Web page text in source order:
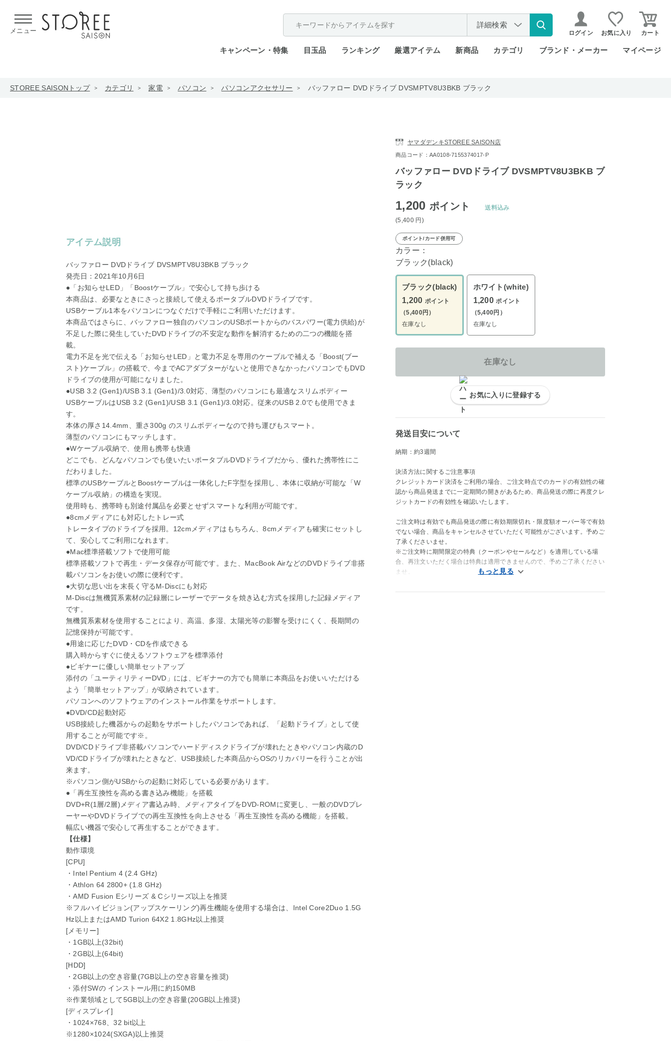
メニュー
詳細検索
ログイン お気に入り カート
キャンペーン・特集 目玉品 ランキング 厳選アイテム 新商品 カテゴリ ブランド・メーカー マイページ
STOREE SAISONトップ カテゴリ 家電 パソコン パソコンアクセサリー バッファロー DVDドライブ DVSMPTV8U3BKB ブラック
アイテム説明
バッファロー DVDドライブ DVSMPTV8U3BKB ブラック
発売日：2021年10月6日
●「お知らせLED」「Boostケーブル」で安心して持ち歩ける
本商品は、必要なときにさっと接続して使えるポータブルDVDドライブです。
USBケーブル1本をパソコンにつなぐだけで手軽にご利用いただけます。
本商品ではさらに、バッファロー独自のパソコンのUSBポートからのバスパワー(電力供給)が
不足した際に発生していたDVDドライブの不安定な動作を解消するための二つの機能を搭
載。
電力不足を光で伝える「お知らせLED」と電力不足を専用のケーブルで補える「Boost(ブー
スト)ケーブル」の搭載で、今までACアダプターがないと使用できなかったパソコンでもDVD
ドライブの使用が可能になりました。
●USB 3.2 (Gen1)/USB 3.1 (Gen1)/3.0対応、薄型のパソコンにも最適なスリムボディー
USBケーブルはUSB 3.2 (Gen1)/USB 3.1 (Gen1)/3.0対応。従来のUSB 2.0でも使用できま
す。
本体の厚さ14.4mm、重さ300g のスリムボディーなので持ち運びもスマート。
薄型のパソコンにもマッチします。
●Wケーブル収納で、使用も携帯も快適
どこでも、どんなパソコンでも使いたいポータブルDVDドライブだから、優れた携帯性にこ
だわりました。
標準のUSBケーブルとBoostケーブルは一体化したF字型を採用し、本体に収納が可能な「W
ケーブル収納」の構造を実現。
使用時も、携帯時も別途付属品を必要とせずスマートな利用が可能です。
●8cmメディアにも対応したトレー式
トレータイプのドライブを採用。12cmメディアはもちろん、8cmメディアも確実にセットし
て、安心してご利用になれます。
●Mac標準搭載ソフトで使用可能
標準搭載ソフトで再生・データ保存が可能です。また、MacBook AirなどのDVDドライブ非搭
載パソコンをお使いの際に便利です。
●大切な思い出を末長く守るM-Discにも対応
M-Discは無機質系素材の記録層にレーザーでデータを焼き込む方式を採用した記録メディア
です。
無機質系素材を使用することにより、高温、多湿、太陽光等の影響を受けにくく、長期間の
記憶保持が可能です。
●用途に応じたDVD・CDを作成できる
購入時からすぐに使えるソフトウェアを標準添付
●ビギナーに優しい簡単セットアップ
添付の「ユーティリティーDVD」には、ビギナーの方でも簡単に本商品をお使いいただける
よう「簡単セットアップ」が収納されています。
パソコンへのソフトウェアのインストール作業をサポートします。
●DVD/CD起動対応
USB接続した機器からの起動をサポートしたパソコンであれば、「起動ドライブ」として使
用することが可能です※。
DVD/CDドライブ非搭載パソコンでハードディスクドライブが壊れたときやパソコン内蔵のD
VD/CDドライブが壊れたときなど、USB接続した本商品からOSのリカバリーを行うことが出
来ます。
※パソコン側がUSBからの起動に対応している必要があります。
●「再生互換性を高める書き込み機能」を搭載
DVD+R(1層/2層)メディア書込み時、メディアタイプをDVD-ROMに変更し、一般のDVDプレ
ーヤーやDVDドライブでの再生互換性を向上させる「再生互換性を高める機能」を搭載。
幅広い機器で安心して再生することができます。
【仕様】
動作環境
[CPU]
・Intel Pentium 4 (2.4 GHz)
・Athlon 64 2800+ (1.8 GHz)
・AMD Fusion Eシリーズ & Cシリーズ以上を推奨
※フルハイビジョン(アップスケーリング)再生機能を使用する場合は、Intel Core2Duo 1.5G
Hz以上またはAMD Turion 64X2 1.8GHz以上推奨
[メモリー]
・1GB以上(32bit)
・2GB以上(64bit)
[HDD]
・2GB以上の空き容量(7GB以上の空き容量を推奨)
・添付SWの インストール用に約150MB
※作業領域として5GB以上の空き容量(20GB以上推奨)
[ディスプレイ]
・1024×768、32 bit以上
※1280×1024(SXGA)以上推奨
ヤマダデンキSTOREE SAISON店
商品コード：AA0108-7155374017-P
バッファロー DVDドライブ DVSMPTV8U3BKB ブ
ラック
1,200 ポイント
(5,400 円 )
送料込み
ポイント/カード併用可
カラー：
ブラック(black)
ブラック(black)
1,200 ポイント
（5,400円）
在庫なし
ホワイト(white)
1,200 ポイント
（5,400円）
在庫なし
在庫なし
お気に入りに登録する
発送目安について
納期：約3週間
決済方法に関するご注意事項
クレジットカード決済をご利用の場合、ご注文時点でのカードの有効性の確
認から商品発送までに一定期間の開きがあるため、商品発送の際に再度クレ
ジットカードの有効性を確認いたします。
ご注文時は有効でも商品発送の際に有効期限切れ・限度額オーバー等で有効
でない場合、商品をキャンセルさせていただく可能性がございます。予めご
了承くださいませ。
※ご注文時に期間限定の特典（クーポンやセールなど）を適用している場
合、再注文いただく場合は特典は適用できませんので、予めご了承ください
ませ。